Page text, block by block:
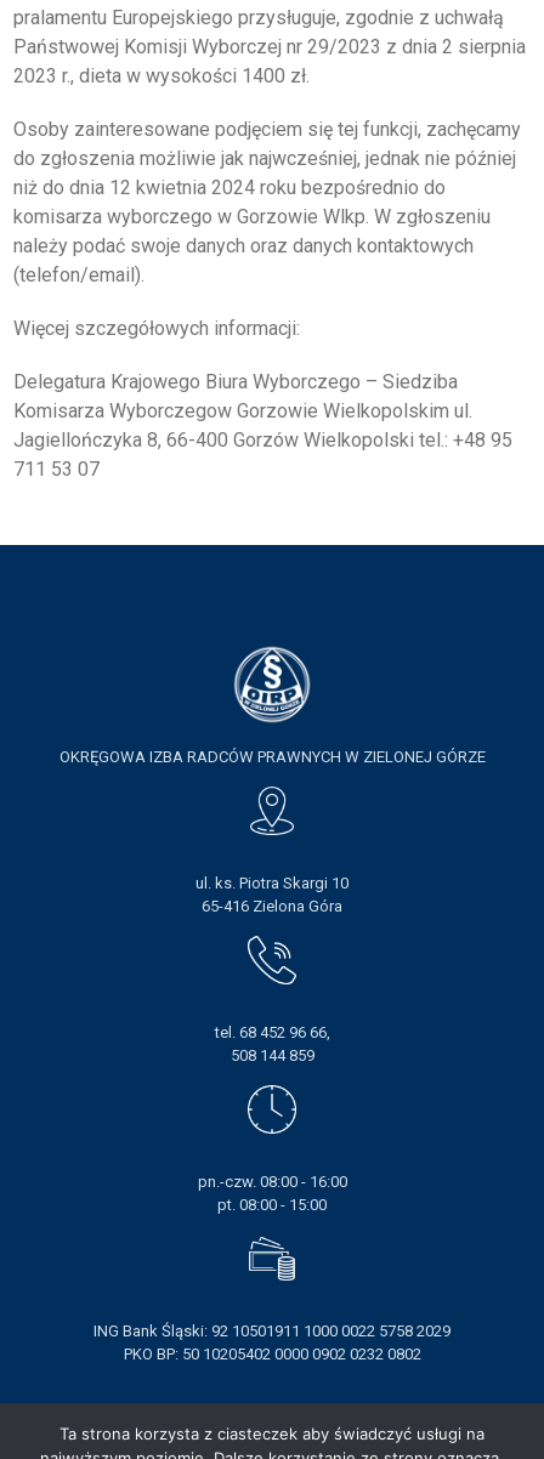
LISTA RADCOW
PRAWNYCH
pralamentu Europejskiego przysługuje, zgodnie z uchwałą
Państwowej Komisji Wyborczej nr 29/2023 z dnia 2 sierpnia
2023 r., dieta w wysokości 1400 zł.
Osoby zainteresowane podjęciem się tej funkcji, zachęcamy
do zgłoszenia możliwie jak najwcześniej, jednak nie później
niż do dnia 12 kwietnia 2024 roku bezpośrednio do
komisarza wyborczego w Gorzowie Wlkp. W zgłoszeniu
należy podać swoje danych oraz danych kontaktowych
(telefon/email).
Więcej szczegółowych informacji:
Delegatura Krajowego Biura Wyborczego – Siedziba
Komisarza Wyborczegow Gorzowie Wielkopolskim ul.
Jagiellończyka 8, 66-400 Gorzów Wielkopolski tel.: +48 95
711 53 07
OKRĘGOWA IZBA RADCÓW PRAWNYCH W ZIELONEJ GÓRZE
ul. ks. Piotra Skargi 10
65-416 Zielona Góra
tel. 68 452 96 66,
508 144 859
pn.-czw. 08:00 - 16:00
pt. 08:00 - 15:00
ING Bank Śląski: 92 10501911 1000 0022 5758 2029
PKO BP: 50 10205402 0000 0902 0232 0802
Ta strona korzysta z ciasteczek aby świadczyć usługi na